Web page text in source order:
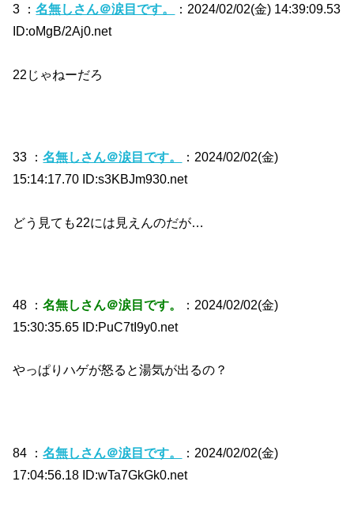
3 ：名無しさん＠涙目です。
：2024/02/02(金) 14:39:09.53
ID:oMgB/2Aj0.net
22じゃねーだろ
33 ：名無しさん＠涙目です。
：2024/02/02(金)
15:14:17.70 ID:s3KBJm930.net
どう見ても22には見えんのだが…
48 ：名無しさん＠涙目です。
：2024/02/02(金)
15:30:35.65 ID:PuC7tI9y0.net
やっぱりハゲが怒ると湯気が出るの？
84 ：名無しさん＠涙目です。
：2024/02/02(金)
17:04:56.18 ID:wTa7GkGk0.net